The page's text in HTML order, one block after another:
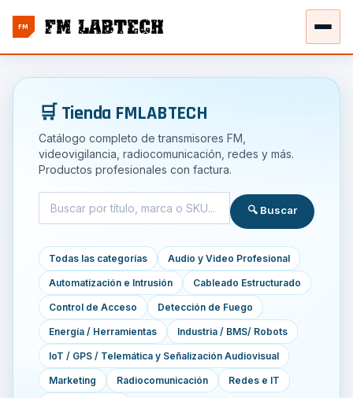
FM
🛒 Tienda FMLABTECH
Catálogo completo de transmisores FM,
videovigilancia, radiocomunicación, redes y más.
Productos profesionales con factura.
🔍 Buscar
Todas las categorías Audio y Video Profesional
Automatización e Intrusión Cableado Estructurado
Control de Acceso Detección de Fuego
Energía / Herramientas Industria / BMS/ Robots
IoT / GPS / Telemática y Señalización Audiovisual
Marketing Radiocomunicación Redes e IT